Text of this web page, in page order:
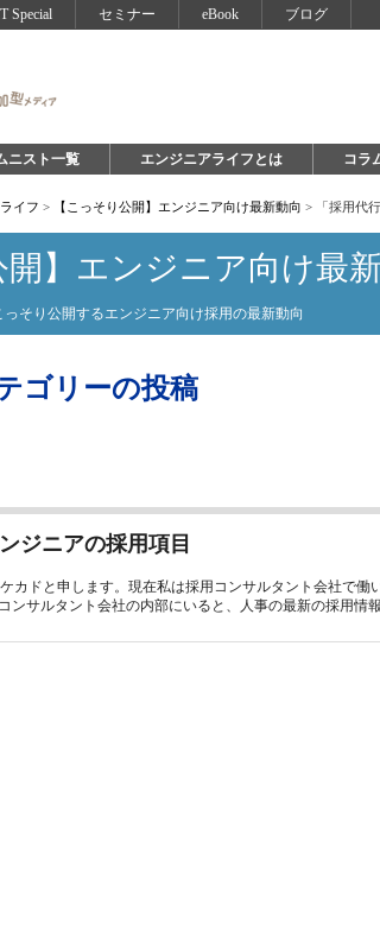
Special セミナー eBook ブログ
ニスト一覧 エンジニアライフとは コラ
イフ > 【こっそり公開】エンジニア向け最新動向 > 「採用代
開】エンジニア向け最
そり公開するエンジニア向け採用の最新動向
ゴリーの投稿
ジニアの採用項目
カドと申します。現在私は採用コンサルタント会社で働
ンサルタント会社の内部にいると、人事の最新の採用情